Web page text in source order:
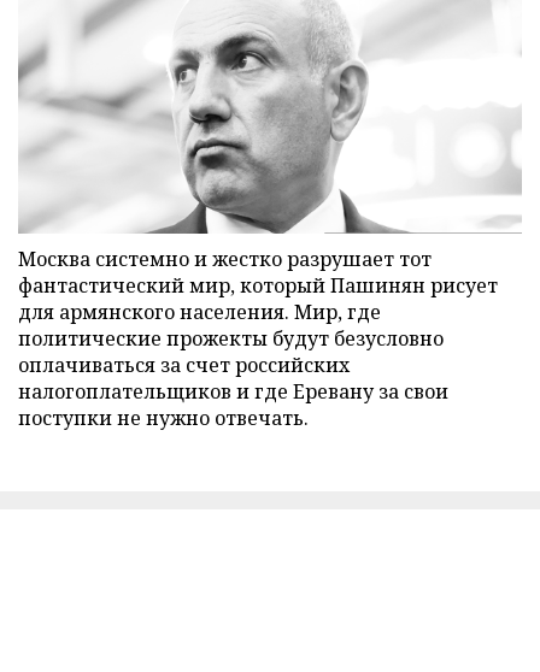
Москва системно и жестко разрушает тот
фантастический мир, который Пашинян рисует
для армянского населения. Мир, где
политические прожекты будут безусловно
оплачиваться за счет российских
налогоплательщиков и где Еревану за свои
поступки не нужно отвечать.